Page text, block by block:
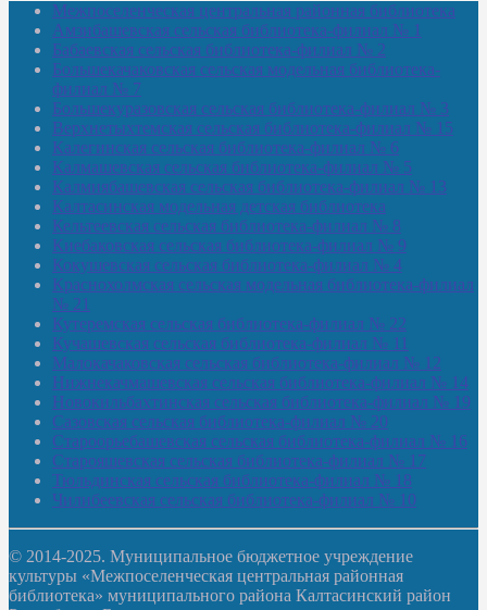
Межпоселенческая центральная районная библиотека
Амзибашевская сельская библиотека-филиал № 1
Бабаевская сельская библиотека-филиал № 2
Большекачаковская сельская модельная библиотека-
филиал № 7
Большекуразовская сельская библиотека-филиал № 3
Верхнетыхтемская сельская библиотека-филиал № 15
Калегинская сельская библиотека-филиал № 6
Калмашевская сельская библиотека-филиал № 5
Калмиябашевская сельская библиотека-филиал № 13
Калтасинская модельная детская библиотека
Кельтеевская сельская библиотека-филиал № 8
Киебаковская сельская библиотека-филиал № 9
Кокушевская сельская библиотека-филиал № 4
Краснохолмская сельская модельная библиотека-филиал
№ 21
Кутеремская сельская библиотека-филиал № 22
Кучашевская сельская библиотека-филиал № 11
Малокачаковская сельская библиотека-филиал № 12
Нижнекачмашевская сельская библиотека-филиал № 14
Новокильбахтинская сельская библиотека-филиал № 19
Сазовская сельская библиотека-филиал № 20
Староорьебашевская сельская библиотека-филиал № 16
Старояшевская сельская библиотека-филиал № 17
Тюльдинская сельская библиотека-филиал № 18
Чилибеевская сельская библиотека-филиал № 10
© 2014-2025. Муниципальное бюджетное учреждение
культуры «Межпоселенческая центральная районная
библиотека» муниципального района Калтасинский район